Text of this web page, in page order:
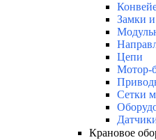
Замки
Цепи
Мотор-
Сетки
Крановое